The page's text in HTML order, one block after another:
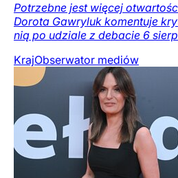
Potrzebne jest więcej
Dorota Gawryluk komentuje
nią po udziale z debacie 6
KrajObserwator mediów